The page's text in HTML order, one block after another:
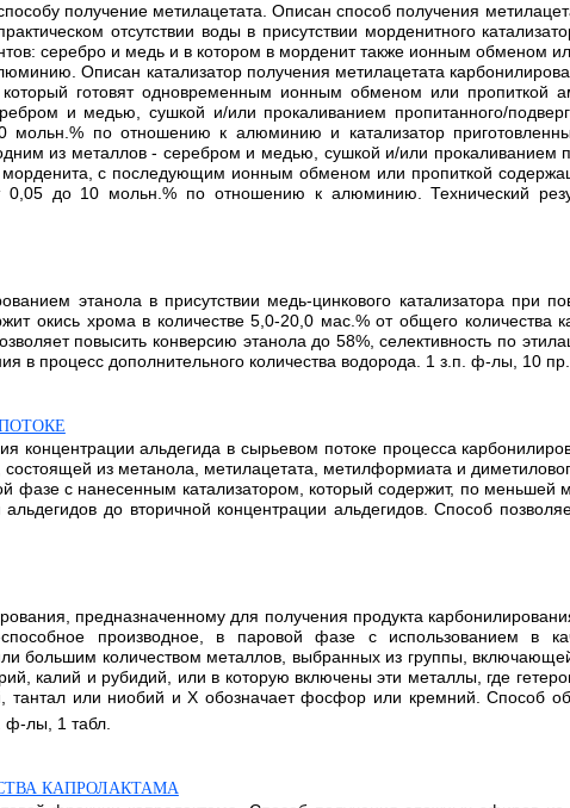
получение метилацетата. Описан способ получения
отсутствии воды в присутствии морденитного
серебро и медь и в котором в морденит также ионным обменом
Описан катализатор получения метилацетата
который готовят одновременным ионным обменом или
и медью, сушкой и/или прокаливанием пропитанного/
мольн.% по отношению к алюминию и катализатор
из металлов - серебром и медью, сушкой и/или прокаливанием
с последующим ионным обменом или пропиткой
0,05 до 10 мольн.% по отношению к алюминию. Технический
этанола в присутствии медь-цинкового катализатора при
окись хрома в количестве 5,0-20,0 мас.% от общего количества
повысить конверсию этанола до 58%, селективность по
в процесс дополнительного количества водорода. 1 з.п. ф-лы, 10
концентрации альдегида в сырьевом потоке процесса
из метанола, метилацетата, метилформиата и
фазе с нанесенным катализатором, который содержит, по меньшей
до вторичной концентрации альдегидов. Способ
предназначенному для получения продукта
производное, в паровой фазе с использованием в
большим количеством металлов, выбранных из группы,
калий и рубидий, или в которую включены эти металлы, где
тантал или ниобий и Х обозначает фосфор или кремний. Способ
ф-лы, 1 табл.
КАПРОЛАКТАМА